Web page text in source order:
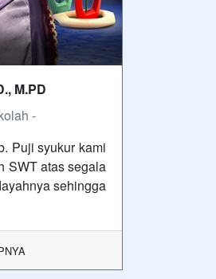
M.PD
-
Puji syukur kami
SWT atas segala
sehingga